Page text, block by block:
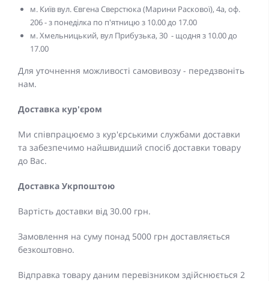
м. Київ вул. Євгена Сверстюка (Марини Раскової), 4а, оф.
206 - з понеділка по п'ятницю з 10.00 до 17.00
м. Хмельницький, вул Прибузька, 30 - щодня з 10.00 до
17.00
Для уточнення можливості самовивозу - передзвоніть
нам.
Доставка кур'єром
Ми співпрацюємо з кур'єрськими службами доставки
та забезпечимо найшвидший спосіб доставки товару
до Вас.
Доставка Укрпоштою
Вартість доставки від 30.00 грн.
Замовлення на суму понад 5000 грн доставляється
безкоштовно.
Відправка товару даним перевізником здійснюється 2